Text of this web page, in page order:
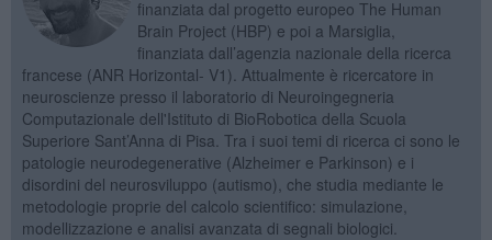
finanziata dal progetto europeo The Human
Brain Project (HBP) e poi a Marsiglia,
finanziata dall’agenzia nazionale della ricerca
francese (ANR Horizontal- V1). Attualmente è ricercatore in
neuroscienze presso il laboratorio di Neuroingegneria
Computazionale dell'Istituto di BioRobotica della Scuola
Superiore Sant’Anna di Pisa. Tra i suoi temi di ricerca ci sono le
patologie neurodegenerative (Alzheimer e Parkinson) e i
disordini del neurosviluppo (autismo), che studia mediante le
metodologie proprie del calcolo scientifico: simulazione,
modellizzazione e analisi avanzata di segnali biologici.